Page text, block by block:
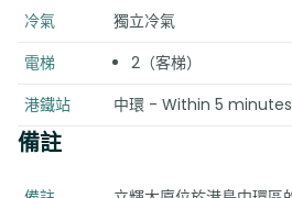
冷氣
獨立冷氣
電梯
2（客梯）
港鐵站
中環 - Within 5
備註